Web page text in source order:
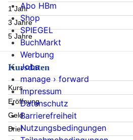
1 Jahr
3 Jahre
5 Jahre
Kursdaten
Kurs
Eröffnung
Geld
Brief
Abo HBm
Shop
SPIEGEL
BuchMarkt
Werbung
Jobs
manage › forward
Impressum
Datenschutz
Barrierefreiheit
Nutzungsbedingungen